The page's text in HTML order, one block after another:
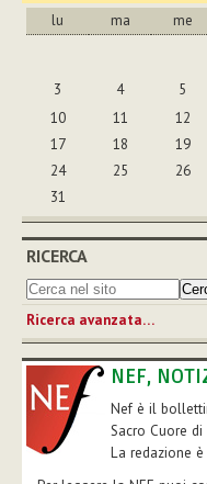
lu ma me
3
4 5
10
11 12
17
18 19
24
25 26
31
RICERCA
Ricerca avanzata…
NEF,
Nef è il
Sacro Cuore
La redazione